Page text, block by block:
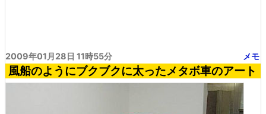
2009年01月28日 11時55分 メモ
風船のようにブクブクに太ったメタボ車のアート